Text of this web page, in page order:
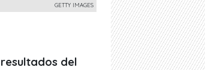
GETTY IMAGES
resultados del